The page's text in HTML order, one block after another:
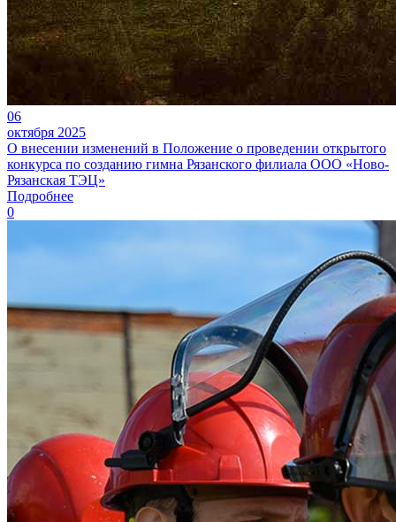
06
октября 2025
О внесении изменений в Положение о проведении открытого
конкурса по созданию гимна Рязанского филиала ООО «Ново-
Рязанская ТЭЦ»
Подробнее
0